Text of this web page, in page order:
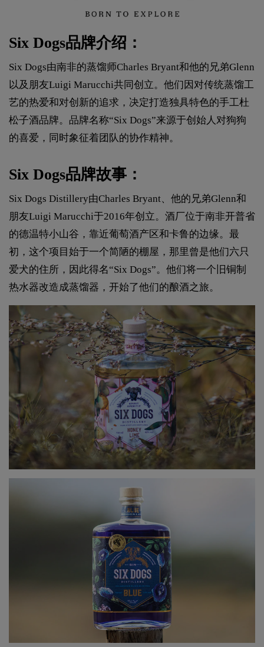
Six Dogs品牌介绍：
Six Dogs由南非的蒸馏师Charles Bryant和他的兄弟Glenn
以及朋友Luigi Marucchi共同创立。他们因对传统蒸馏工
艺的热爱和对创新的追求，决定打造独具特色的手工杜
松子酒品牌。品牌名称“Six Dogs”来源于创始人对狗狗
的喜爱，同时象征着团队的协作精神。
Six Dogs品牌故事：
Six Dogs Distillery由Charles Bryant、他的兄弟Glenn和
朋友Luigi Marucchi于2016年创立。酒厂位于南非开普省
的德温特小山谷，靠近葡萄酒产区和卡鲁的边缘。最
初，这个项目始于一个简陋的棚屋，那里曾是他们六只
爱犬的住所，因此得名“Six Dogs”。他们将一个旧铜制
热水器改造成蒸馏器，开始了他们的酿酒之旅。